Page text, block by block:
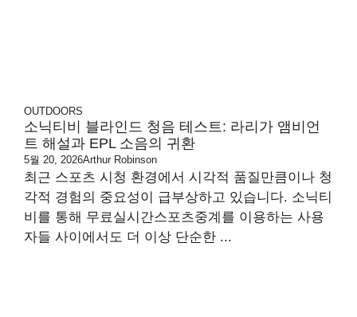
OUTDOORS
소닉티비 블라인드 청음 테스트: 라리가 앰비언
트 해설과 EPL 소음의 귀환
5월 20, 2026Arthur Robinson
최근 스포츠 시청 환경에서 시각적 품질만큼이나 청
각적 경험의 중요성이 급부상하고 있습니다. 소닉티
비를 통해 무료실시간스포츠중계를 이용하는 사용
자들 사이에서도 더 이상 단순한 ...